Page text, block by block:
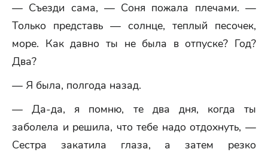
— Съезди сама, — Соня пожала плечами. —
Только представь — солнце, теплый песочек,
море. Как давно ты не была в отпуске? Год?
Два?
— Я была, полгода назад.
— Да-да, я помню, те два дня, когда ты
заболела и решила, что тебе надо отдохнуть, —
Сестра закатила глаза, а затем резко